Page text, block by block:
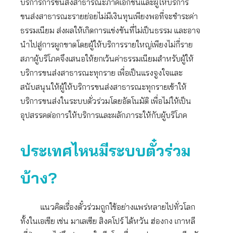
บริการการขนส่งสาธารณะภาคเอกชนและผู้ให้บริการ
ขนส่งสาธารณะรายย่อยไม่มีเงินทุนเพียงพอที่จะชำระค่า
ธรรมเนียม ส่งผลให้เกิดการแข่งขันที่ไม่เป็นธรรม และอาจ
นำไปสู่การผูกขาดโดยผู้ให้บริการรายใหญ่เพียงไม่กี่ราย
สภาผู้บริโภคจึงเสนอให้ยกเว้นค่าธรรมเนียมสำหรับผู้ให้
บริการขนส่งสาธารณะทุกราย เพื่อเป็นแรงจูงใจและ
สนับสนุนให้ผู้ให้บริการขนส่งสาธารณะทุกรายเข้าให้
บริการขนส่งในระบบตั่วร่วมโดยอัตโนมัติ เพื่อไม่ให้เป็น
อุปสรรคต่อการให้บริการและผลักภาระให้กับผู้บริโภค
ประเทศไหนมีระบบตั๋วร่วม
บ้าง?
แนวคิดเรื่องตั๋วร่วมถูกใช้อย่างแพร่หลายไปทั่วโลก
ทั้งในเอเชีย เช่น มาเลเซีย สิงคโปร์ ไต้หวัน ฮ่องกง เกาหลี